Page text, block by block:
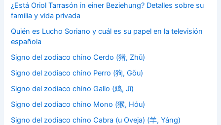
¿Está Oriol Tarrasón in einer Beziehung? Detalles sobre su
familia y vida privada
Quién es Lucho Soriano y cuál es su papel en la televisión
española
Signo del zodiaco chino Cerdo (猪, Zhū)
Signo del zodiaco chino Perro (狗, Gǒu)
Signo del zodiaco chino Gallo (鸡, Jī)
Signo del zodiaco chino Mono (猴, Hóu)
Signo del zodiaco chino Cabra (u Oveja) (羊, Yáng)